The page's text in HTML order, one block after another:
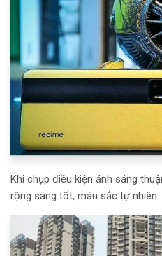
Khi chụp điều kiện ánh sáng
rộng sáng tốt, màu sắc tự nhiên.